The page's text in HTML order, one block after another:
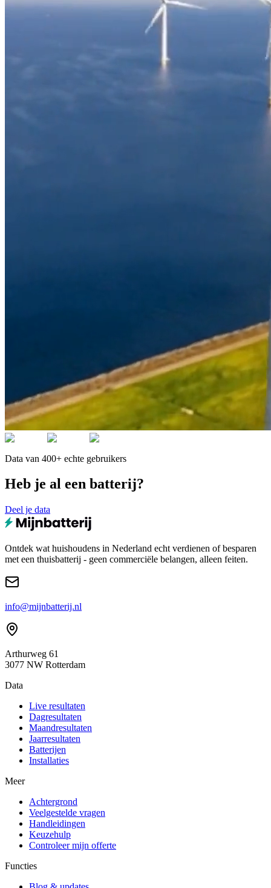
Data van 400+ echte gebruikers
Heb je al een batterij?
Deel je data
Ontdek wat huishoudens in Nederland echt verdienen of besparen
met een thuisbatterij - geen commerciële belangen, alleen feiten.
info@mijnbatterij.nl
Arthurweg 61
3077 NW Rotterdam
Data
Live resultaten
Dagresultaten
Maandresultaten
Jaarresultaten
Batterijen
Installaties
Meer
Achtergrond
Veelgestelde vragen
Handleidingen
Keuzehulp
Controleer mijn offerte
Functies